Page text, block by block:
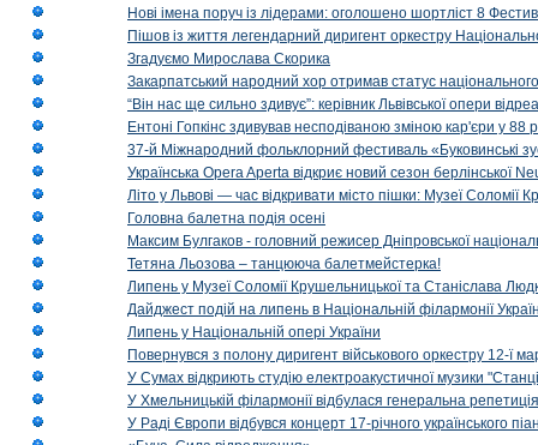
Нові імена поруч із лідерами: оголошено шортліст 8
Пішов із життя легендарний диригент оркестру
Згадуємо Мирослава Скорика
Закарпатський народний хор отримав статус національного
“Він нас ще сильно здивує”: керівник Львівської опери
Ентоні Гопкінс здивував несподіваною зміною кар'єри у 88
37-й Міжнародний фольклорний фестиваль «Буковинські
Українська Opera Aperta відкриє новий сезон берлінської
Літо у Львові — час відкривати місто пішки: Музеї Соломії
Головна балетна подія осені
Максим Булгаков - головний режисер Дніпровської
Тетяна Льозова – танцююча балетмейстерка!
Липень у Музеї Соломії Крушельницької та Станіслава
Дайджест подій на липень в Національній філармонії
Липень у Національній опері України
Повернувся з полону диригент військового оркестру 12-ї
У Сумах відкриють студію електроакустичної музики
У Хмельницькій філармонії відбулася генеральна
У Раді Європи відбувся концерт 17-річного українського